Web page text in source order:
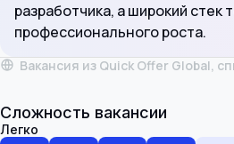
разработчика, а широкий
профессионального роста.
Вакансия из Quick Offer Global,
Сложность вакансии
Легко